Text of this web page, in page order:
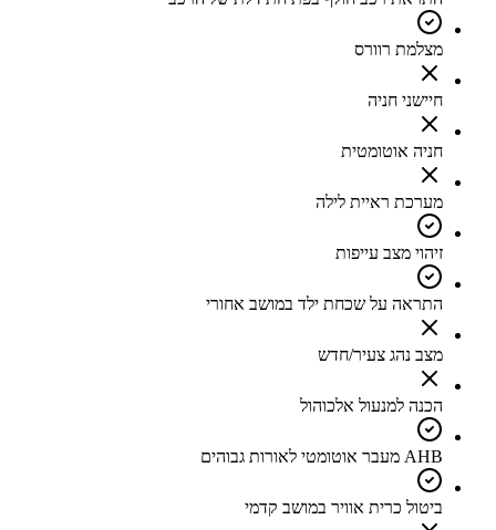
מצלמת רוורס
חיישני חניה
חניה אוטומטית
מערכת ראיית לילה
זיהוי מצב עייפות
התראה על שכחת ילד במושב אחורי
מצב נהג צעיר/חדש
הכנה למנעול אלכוהול
AHB מעבר אוטומטי לאורות גבוהים
ביטול כרית אוויר במושב קדמי